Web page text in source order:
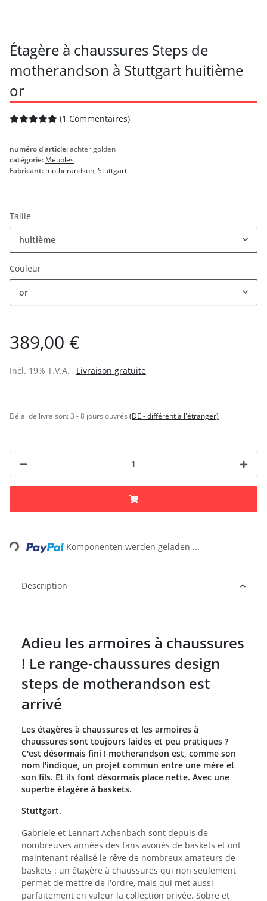
Étagère à chaussures Steps de
motherandson à Stuttgart huitième
or
(1 Commentaires)
numéro d'article:achter golden
catégorie: Meubles
Fabricant: motherandson, Stuttgart
Taille
huitième
Couleur
or
389,00 €
Incl. 19% T.V.A. , Livraison gratuite
Délai de livraison:3 - 8 jours ouvrés (DE - différent à l'étranger)
Loading... Komponenten werden geladen ...
Description
Adieu les armoires à chaussures
! Le range-chaussures design
steps de motherandson est
arrivé
Les étagères à chaussures et les armoires à
chaussures sont toujours laides et peu pratiques ?
C'est désormais fini ! motherandson est, comme son
nom l'indique, un projet commun entre une mère et
son fils. Et ils font désormais place nette. Avec une
superbe étagère à baskets.
Stuttgart.
Gabriele et Lennart Achenbach sont depuis de
nombreuses années des fans avoués de baskets et ont
maintenant réalisé le rêve de nombreux amateurs de
baskets : un étagère à chaussures qui non seulement
permet de mettre de l'ordre, mais qui met aussi
parfaitement en valeur la collection privée. Sobre et